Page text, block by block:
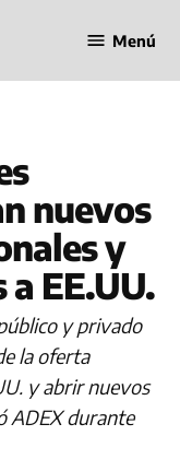
Menú
nuevos
y
EE.UU.
y privado
la oferta
y abrir nuevos
ADEX durante